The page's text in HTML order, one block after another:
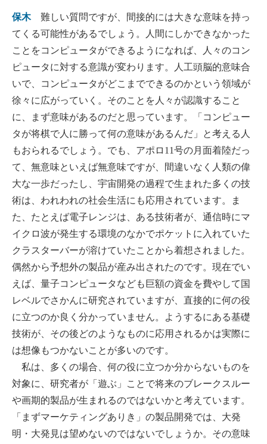
保木難しい質問ですが、間接的には大きな意味を持っ
てくる可能性があるでしょう。人間にしかできなかった
ことをコンピュータができるようになれば、人々のコン
ピュータに対する意識が変わります。人工頭脳的意味合
いで、コンピュータがどこまでできるのかという領域が
徐々に広がっていく。そのことを人々が認識すること
に、まず意味があるのだと思っています。「コンピュー
タが将棋で人に勝って何の意味があるんだ」と考える人
もおられるでしょう。でも、アポロ11号の月面着陸だっ
て、無意味といえば無意味ですが、間違いなく人類の偉
大な一歩だったし、宇宙開発の過程で生まれた多くの技
術は、われわれの社会生活にも応用されています。ま
た、たとえば電子レンジは、ある技術者が、通信時にマ
イクロ波が発生する環境のなかでポケットに入れていた
クラスターバーが溶けていたことから着想されました。
偶然から予想外の製品が産み出されたのです。現在でい
えば、量子コンピュータなども巨額の資金を費やして国
レベルでさかんに研究されていますが、直接的に何の役
に立つのか良く分かっていません。ようするにある基礎
技術が、その後どのようなものに応用されるかは実際に
は想像もつかないことが多いのです。
私は、多くの場合、何の役に立つか分からないものを
対象に、研究者が「遊ぶ」ことで将来のブレークスルー
や画期的製品が生まれるのではないかと考えています。
「まずマーケティングありき」の製品開発では、大発
明・大発見は望めないのではないでしょうか。その意味